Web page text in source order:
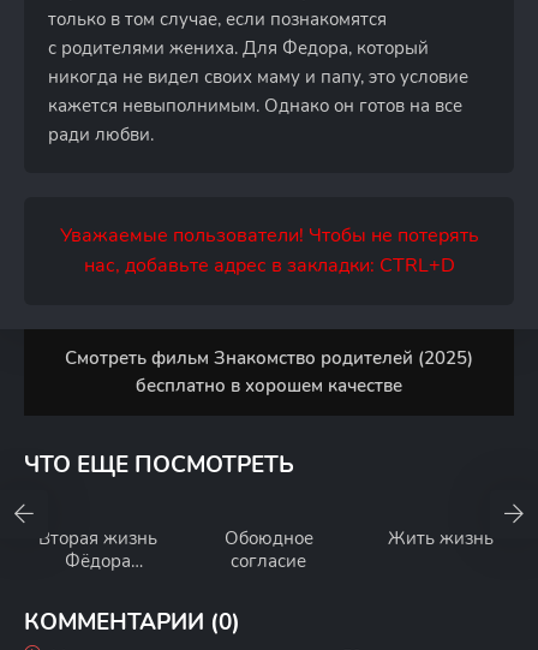
только в том случае, если познакомятся
с родителями жениха. Для Федора, который
никогда не видел своих маму и папу, это условие
кажется невыполнимым. Однако он готов на все
ради любви.
Уважаемые пользователи! Чтобы не потерять
нас, добавьте адрес в закладки: CTRL+D
Смотреть фильм Знакомство родителей (2025)
бесплатно в хорошем качестве
ЧТО ЕЩЕ ПОСМОТРЕТЬ
Вторая жизнь
Фёдора
Обоюдное
согласие
Жить жизнь
КОММЕНТАРИИ (0)